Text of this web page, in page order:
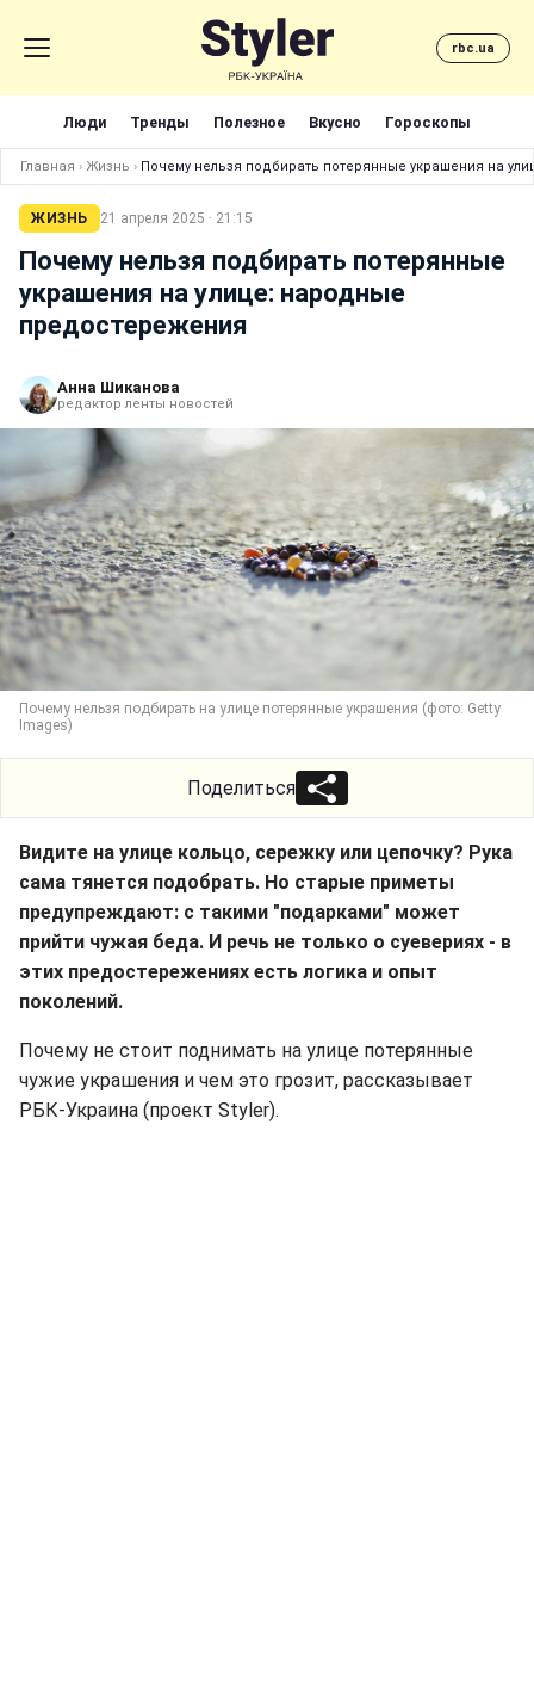
rbc.ua
Люди Тренды Полезное Вкусно Гороскопы
Главная › Жизнь › Почему нельзя подбирать потерянные украшения на
ЖИЗНЬ 21 апреля 2025 · 21:15
Почему нельзя подбирать потерянные
украшения на улице: народные
предостережения
Анна Шиканова
редактор ленты новостей
Почему нельзя подбирать на улице потерянные украшения (фото: Getty
Images)
Поделиться
Видите на улице кольцо, сережку или цепочку? Рука
сама тянется подобрать. Но старые приметы
предупреждают: с такими "подарками" может
прийти чужая беда. И речь не только о суевериях - в
этих предостережениях есть логика и опыт
поколений.
Почему не стоит поднимать на улице потерянные
чужие украшения и чем это грозит, рассказывает
РБК-Украина (проект Styler).